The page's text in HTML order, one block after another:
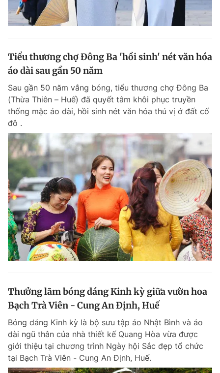
Tiểu thương chợ Đông Ba 'hồi sinh' nét văn hóa
áo dài sau gần 50 năm
Sau gần 50 năm vắng bóng, tiểu thương chợ Đông Ba
(Thừa Thiên – Huế) đã quyết tâm khôi phục truyền
thống mặc áo dài, hồi sinh nét văn hóa thú vị ở đất cố
đô .
Thưởng lãm bóng dáng Kinh kỳ giữa vườn hoa
Bạch Trà Viên - Cung An Định, Huế
Bóng dáng Kinh kỳ là bộ sưu tập áo Nhật Bình và áo
dài ngũ thân của nhà thiết kế Quang Hòa vừa được
giới thiệu tại chương trình Ngày hội Sắc đẹp tổ chức
tại Bạch Trà Viên - Cung An Định, Huế.